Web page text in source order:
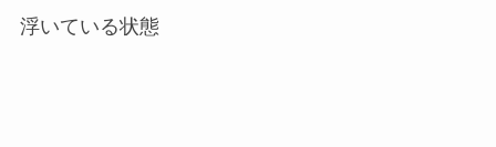
浮いている状態